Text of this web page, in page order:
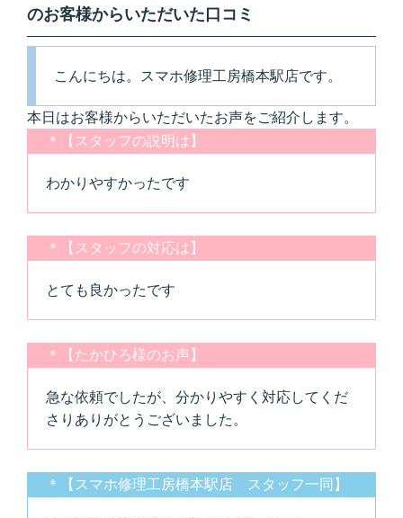
のお客様からいただいた口コミ
こんにちは。スマホ修理工房橋本駅店です。
本日はお客様からいただいたお声をご紹介します。
＊【スタッフの説明は】
わかりやすかったです
＊【スタッフの対応は】
とても良かったです
＊【たかひろ様のお声】
急な依頼でしたが、分かりやすく対応してくだ
さりありがとうございました。
＊【スマホ修理工房橋本駅店 スタッフ一同】